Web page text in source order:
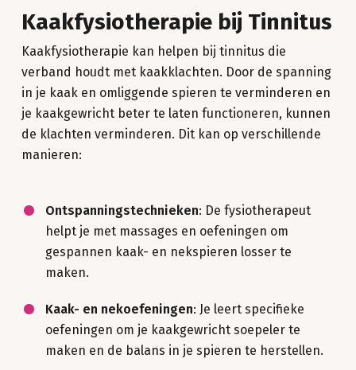
Kaakfysiotherapie bij Tinnitus
Kaakfysiotherapie kan helpen bij tinnitus die
verband houdt met kaakklachten. Door de spanning
in je kaak en omliggende spieren te verminderen en
je kaakgewricht beter te laten functioneren, kunnen
de klachten verminderen. Dit kan op verschillende
manieren:
Ontspanningstechnieken: De fysiotherapeut
helpt je met massages en oefeningen om
gespannen kaak- en nekspieren losser te
maken.
Kaak- en nekoefeningen: Je leert specifieke
oefeningen om je kaakgewricht soepeler te
maken en de balans in je spieren te herstellen.